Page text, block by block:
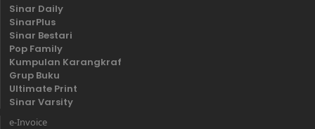
Sinar Daily
SinarPlus
Sinar Bestari
Pop Family
Kumpulan Karangkraf
Grup Buku
Ultimate Print
Sinar Varsity
e-Invoice